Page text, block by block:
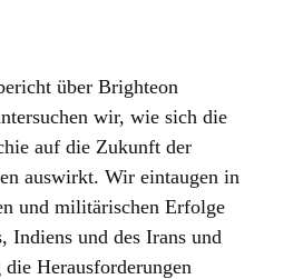
über Brighteon
wir, wie sich die
auf die Zukunft der
auswirkt. Wir eintaugen in
und militärischen Erfolge
Indiens und des Irans und
Herausforderungen